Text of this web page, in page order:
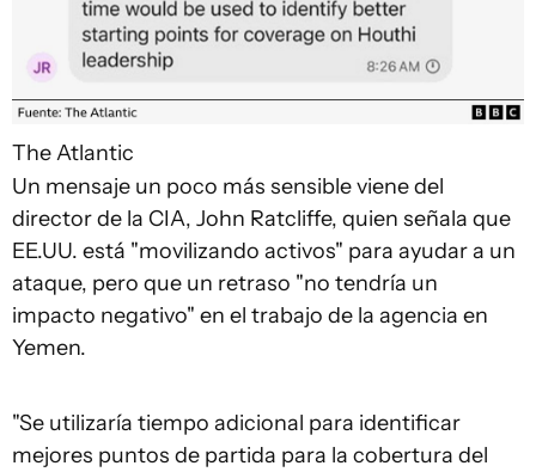
The Atlantic
Un mensaje un poco más sensible viene del
director de la CIA, John Ratcliffe, quien señala que
EE.UU. está "movilizando activos" para ayudar a un
ataque, pero que un retraso "no tendría un
impacto negativo" en el trabajo de la agencia en
Yemen.
"Se utilizaría tiempo adicional para identificar
mejores puntos de partida para la cobertura del